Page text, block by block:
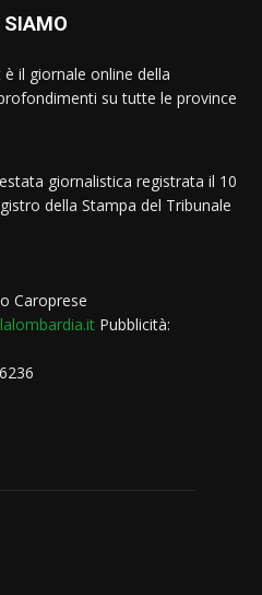
SIAMO
il giornale online della
su tutte le province
giornalistica registrata il 10
della Stampa del Tribunale
Caroprese
Pubblicità: